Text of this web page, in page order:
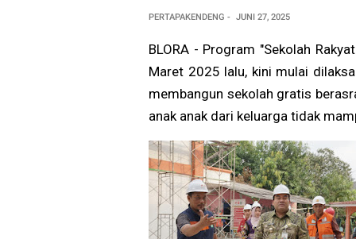
PERTAPAKENDENG JUNI 27, 2025
BLORA - Program "Sekolah
Maret 2025 lalu, kini mulai
membangun sekolah gratis
anak anak dari keluarga tidak